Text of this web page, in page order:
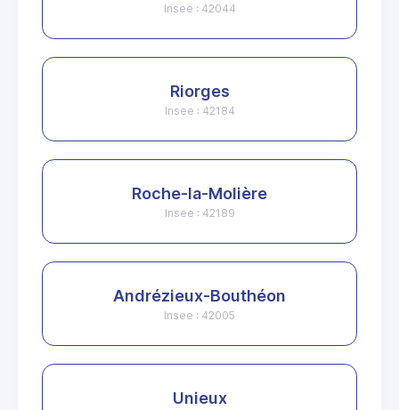
Insee : 42044
Riorges
Insee : 42184
Roche-la-Molière
Insee : 42189
Andrézieux-Bouthéon
Insee : 42005
Unieux